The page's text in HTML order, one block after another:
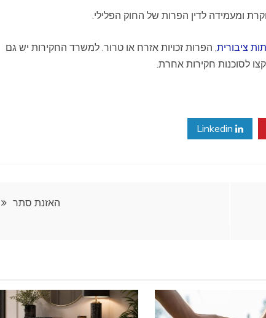
ומעמידה לדין הפרות של החוק הפלילי.
ציבורית, הפרות זכויות אזרח או טרור. למשרד החקירות יש גם
לסוכנות חקירות אחרת.
האזנת סתר